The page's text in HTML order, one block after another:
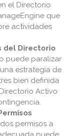
el Directorio
que
actividades
del Directorio
puede paralizar
estrategia de
bien definida
Activo
permisos a